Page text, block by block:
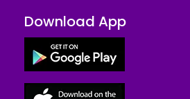
Download App